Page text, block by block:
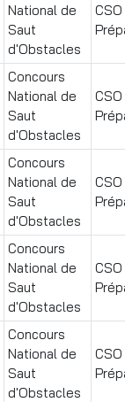
National de
Saut
d'Obstacles
CSO
Concours
National de
Saut
d'Obstacles
CSO
Concours
National de
Saut
d'Obstacles
CSO
Concours
National de
Saut
d'Obstacles
CSO
Concours
National de
Saut
d'Obstacles
CSO